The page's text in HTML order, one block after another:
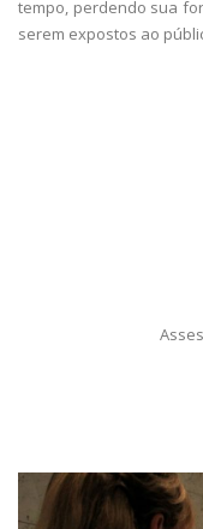
tempo, perdendo sua
serem expostos ao